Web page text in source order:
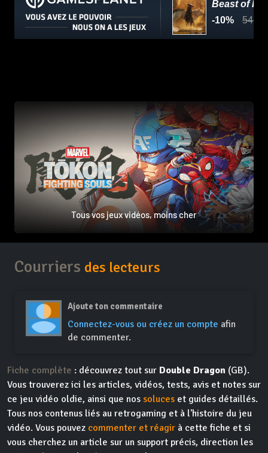
Tous vos jeux vidéos, moins cher
Courriers des lecteurs
Ajoute ton commentaire
Connectez-vous ou créez un compte afin
de commenter.
Fiche complète : découvrez tout sur Double Dragon (GB).
Vous trouverez ici les articles, vidéos, tests, avis et notes sur
ce jeu vidéo oldie, ainsi que nos soluces et guides détaillés.
Tous nos contenus liés au retrogaming et à l'histoire du jeu
vidéo. Vous pouvez commenter et réagir à cette fiche et si
vous cherchez un article sur un support précis, direction les